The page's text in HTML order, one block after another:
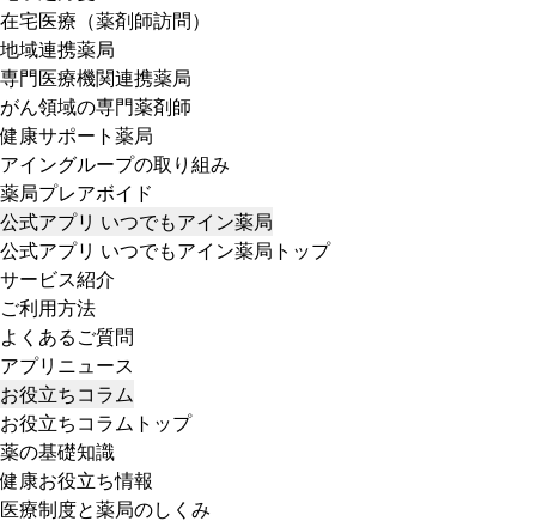
在宅医療（薬剤師訪問）
地域連携薬局
専門医療機関連携薬局
がん領域の専門薬剤師
健康サポート薬局
アイングループの取り組み
薬局プレアボイド
公式アプリ いつでもアイン薬局
公式アプリ いつでもアイン薬局トップ
サービス紹介
ご利用方法
よくあるご質問
アプリニュース
お役立ちコラム
お役立ちコラムトップ
薬の基礎知識
健康お役立ち情報
医療制度と薬局のしくみ